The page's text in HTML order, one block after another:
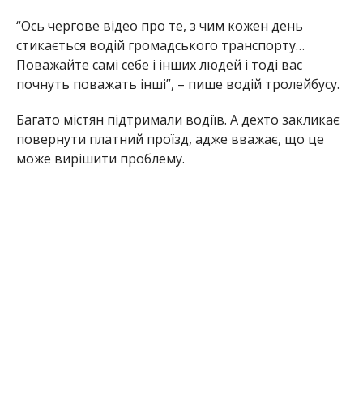
“Ось чергове відео про те, з чим кожен день
стикається водій громадського транспорту…
Поважайте самі себе і інших людей і тоді вас
почнуть поважать інші”, – пише водій тролейбусу.
Багато містян підтримали водіїв. А дехто закликає
повернути платний проїзд, адже вважає, що це
може вирішити проблему.